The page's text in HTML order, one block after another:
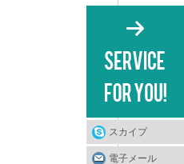
スカイプ
電子メール